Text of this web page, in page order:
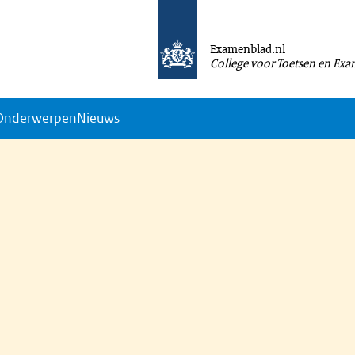
Examenblad.nl
College voor Toetsen en
Nieuws